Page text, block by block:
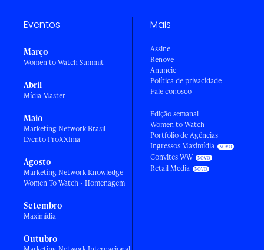
Eventos
Março
Women to Watch Summit
Abril
Mídia Master
Maio
Marketing Network Brasil
Evento ProXXIma
Agosto
Marketing Network Knowledge
Women To Watch - Homenagem
Setembro
Maximídia
Outubro
Mais
Assine
Renove
Anuncie
Política de privacidade
Fale conosco
Edição semanal
Women to Watch
Portfólio de Agências
Ingressos Maximídia
Convites WW
Retail Media